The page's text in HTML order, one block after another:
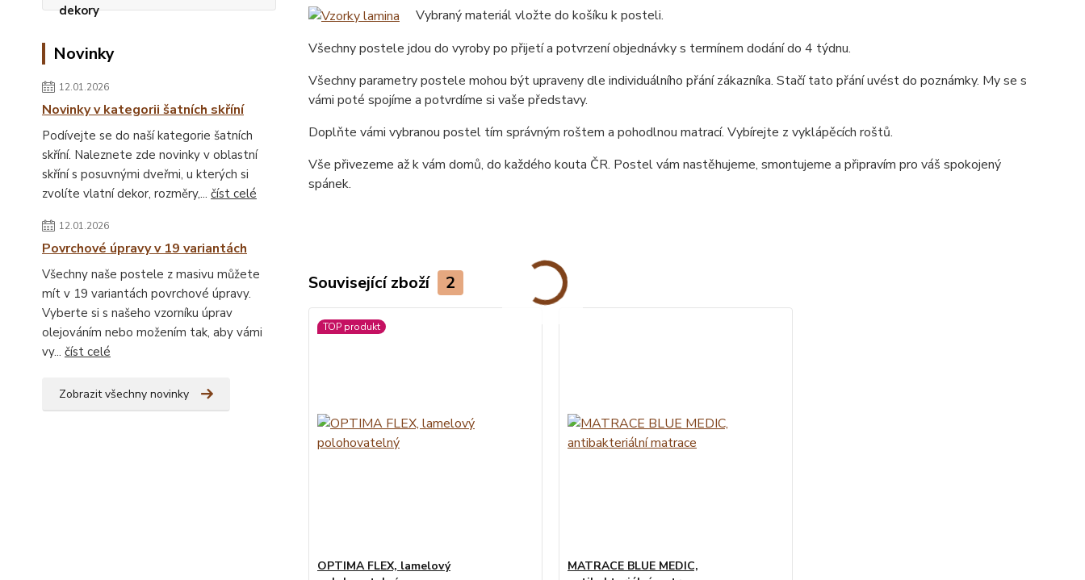
Novinky
12.01.2026
Novinky v kategorii šatních skříní
Podívejte se do naší kategorie šatních
skříní. Naleznete zde novinky v oblastní
skříní s posuvnými dveřmi, u kterých si
zvolíte vlatní dekor, rozměry,... číst celé
12.01.2026
Povrchové úpravy v 19 variantách
Všechny naše postele z masivu můžete
mít v 19 variantách povrchové úpravy.
Vyberte si s našeho vzorníku úprav
olejováním nebo možením tak, aby vámi
vy... číst celé
Zobrazit všechny novinky
Vybraný materiál vložte do košíku k posteli.
Všechny postele jdou do vyroby po přijetí a potvrzení objednávky s termínem dodání do 4 týdnu.
Všechny parametry postele mohou být upraveny dle individuálního přání zákazníka. Stačí tato přání uvést do poznámky. My se s
vámi poté spojíme a potvrdíme si vaše představy.
Doplňte vámi vybranou postel tím správným roštem a pohodlnou matrací. Vybírejte z vyklápěcích roštů.
Vše přivezeme až k vám domů, do každého kouta ČR. Postel vám nastěhujeme, smontujeme a připravím pro váš spokojený
spánek.
Související zboží 2
TOP produkt
OPTIMA FLEX, lamelový
MATRACE BLUE MEDIC,